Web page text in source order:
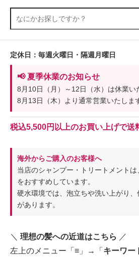
定休日：毎週火曜日・隔週月曜日
📢 夏季休業のお知らせ
8月10日（月）～12日（水）は休業い
8月13日（木）より通常営業いたしま
税込5,500円以上のお買い上げで送
海外からご購入のお客様へ
当店のシャンプー・トリートメント
をおすすめしています。
硬水環境では、泡立ちや洗い上がり
があります。
＼ 理想の髪への近道はこちら ／
左上のメニュー「≡」→「 キーワー